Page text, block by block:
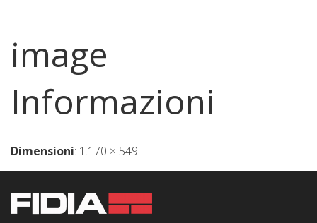
image
Informazioni
Dimensioni: 1.170 × 549